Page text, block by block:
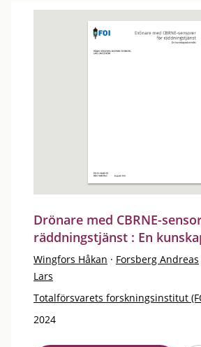
Drönare med CBRNE-
räddningstjänst : En
Wingfors Håkan · Forsberg Andreas
Lars
Totalförsvarets forskningsinstitut
2024